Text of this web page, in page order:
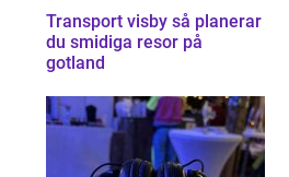
Transport visby så planerar
du smidiga resor på
gotland